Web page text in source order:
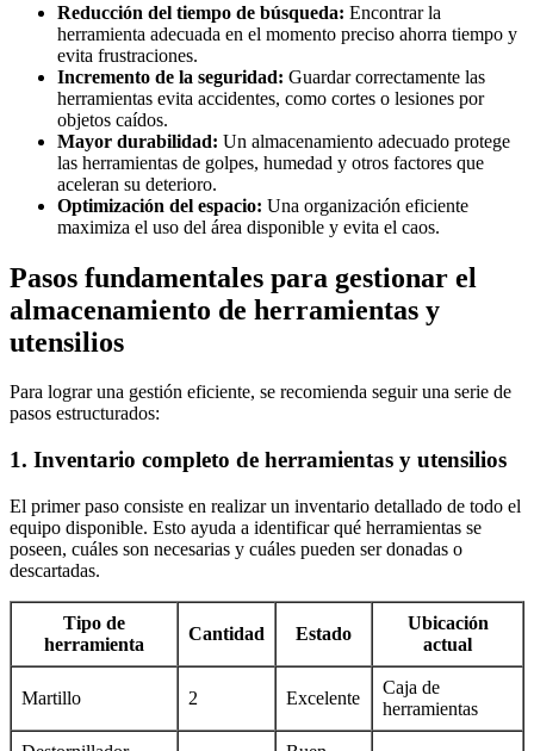
Reducción del tiempo de búsqueda: Encontrar la
herramienta adecuada en el momento preciso ahorra tiempo y
evita frustraciones.
Incremento de la seguridad: Guardar correctamente las
herramientas evita accidentes, como cortes o lesiones por
objetos caídos.
Mayor durabilidad: Un almacenamiento adecuado protege
las herramientas de golpes, humedad y otros factores que
aceleran su deterioro.
Optimización del espacio: Una organización eficiente
maximiza el uso del área disponible y evita el caos.
Pasos fundamentales para gestionar el
almacenamiento de herramientas y
utensilios
Para lograr una gestión eficiente, se recomienda seguir una serie de
pasos estructurados:
1. Inventario completo de herramientas y utensilios
El primer paso consiste en realizar un inventario detallado de todo el
equipo disponible. Esto ayuda a identificar qué herramientas se
poseen, cuáles son necesarias y cuáles pueden ser donadas o
descartadas.
Tipo de
herramienta
Cantidad Estado
Ubicación
actual
Martillo 2 Excelente
Caja de
herramientas